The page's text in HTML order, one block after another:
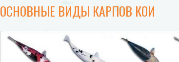
ОСНОВНЫЕ ВИДЫ КАРПОВ КОИ